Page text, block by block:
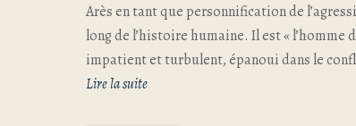
Arès en tant que personnification de
long de l’histoire humaine. Il est « l’homme
impatient et turbulent, épanoui dans le
Lire la suite